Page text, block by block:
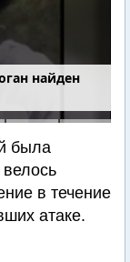
найден
была
в течение
атаке.